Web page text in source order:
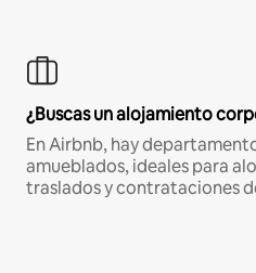
¿Buscas un alojamiento
En Airbnb, hay
amueblados, ideales para
traslados y contrataciones